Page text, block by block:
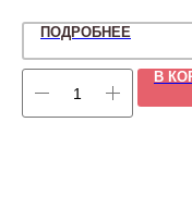
ПОДРОБНЕЕ
В